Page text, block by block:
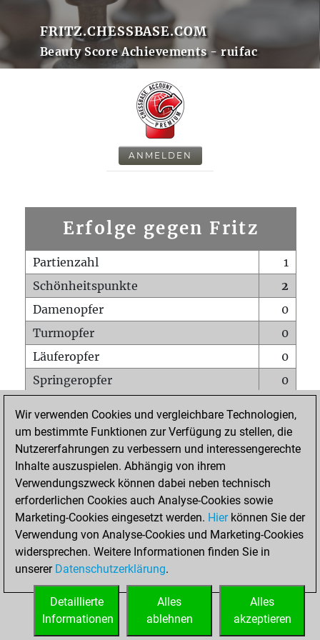
FRITZ.CHESSBASE.COM
Beauty Score Achievements - ruifac
ANMELDEN
Erfolge gegen Fritz
Partienzahl
1
Schönheitspunkte
2
Damenopfer
0
Turmopfer
0
Läuferopfer
0
Springeropfer
0
Matt auf vollem Brett
0
Bauer setzt Matt
0
Erstickte Matts
Unterverwandlungen
Türme auf der siebten
0
STARTSEITE
Wir verwenden Cookies und vergleichbare Technologien,
um bestimmte Funktionen zur Verfügung zu stellen, die
Nutzererfahrungen zu verbessern und interessengerechte
Inhalte auszuspielen. Abhängig von ihrem
Verwendungszweck können dabei neben technisch
erforderlichen Cookies auch Analyse-Cookies sowie
Marketing-Cookies eingesetzt werden. Hierkönnen Sie der
Verwendung von Analyse-Cookies und Marketing-Cookies
widersprechen. Weitere Informationen finden Sie in
unserer Datenschutzerklärung.
Alles
akzeptieren
Alles
ablehnen
Detaillierte
Informationen